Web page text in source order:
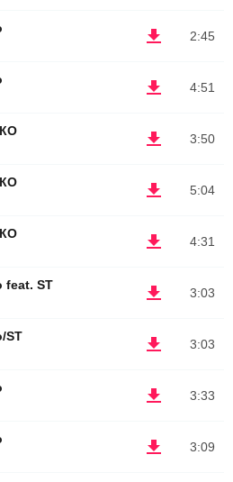
2:45
4:51
3:50
5:04
4:31
3:03
feat. ST
3:03
ST
3:33
3:09